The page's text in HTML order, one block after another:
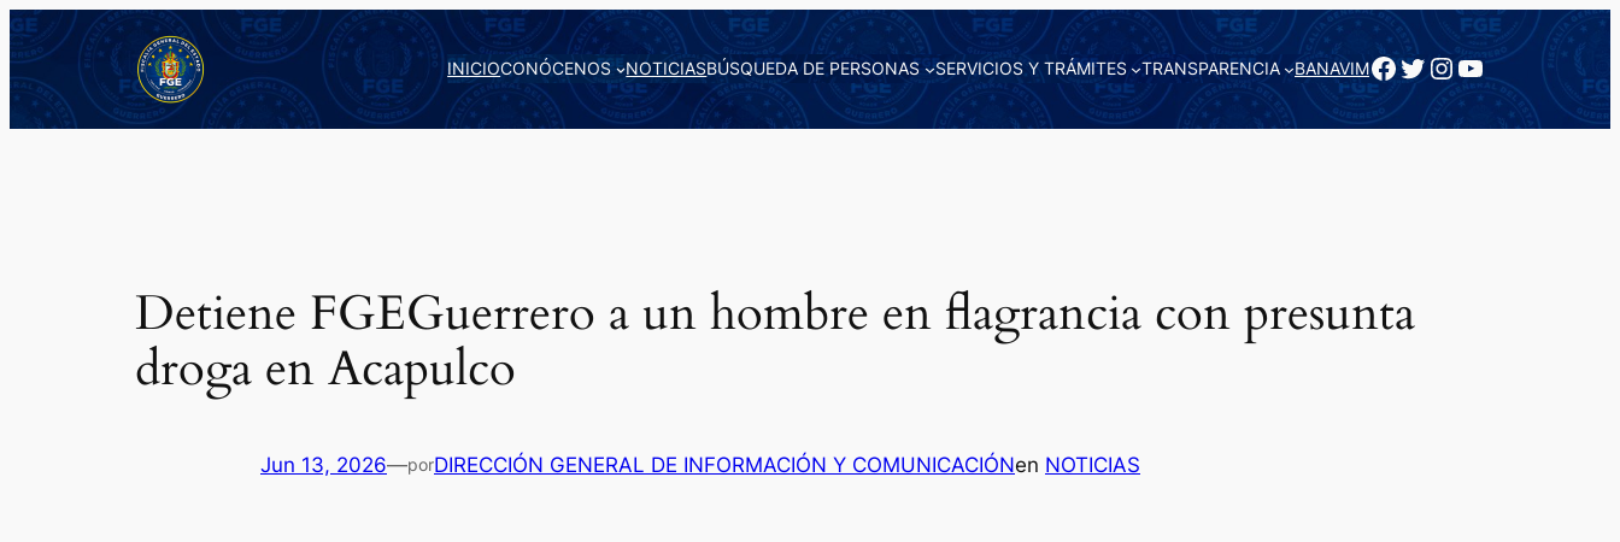
Saltar
al
contenido
INICIOCONÓCENOS NOTICIASBÚSQUEDA DE PERSONAS SERVICIOS Y TRÁMITES TRANSPARENCIA BANAVIMFacebook
Twitter
Instagram
YouTube
Detiene FGEGuerrero a un hombre en flagrancia con presunta
droga en Acapulco
Jun 13, 2026—porDIRECCIÓN GENERAL DE INFORMACIÓN Y COMUNICACIÓNen NOTICIAS